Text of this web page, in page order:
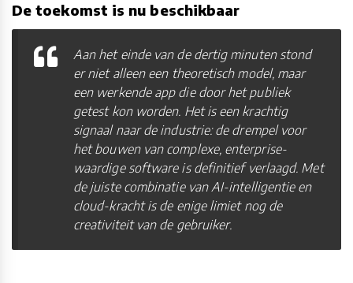
De toekomst is nu beschikbaar
Aan het einde van de dertig minuten stond
er niet alleen een theoretisch model, maar
een werkende app die door het publiek
getest kon worden. Het is een krachtig
signaal naar de industrie: de drempel voor
het bouwen van complexe, enterprise-
waardige software is definitief verlaagd. Met
de juiste combinatie van AI-intelligentie en
cloud-kracht is de enige limiet nog de
creativiteit van de gebruiker.